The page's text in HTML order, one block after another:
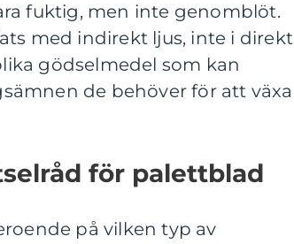
fuktig, men inte genomblöt.
med indirekt ljus, inte i direkt
gödselmedel som kan
de behöver för att växa
för palettblad
på vilken typ av